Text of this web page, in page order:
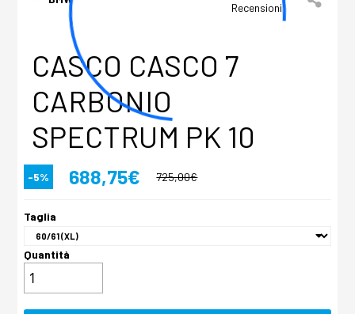
Recensioni
CASCO CASCO 7
CARBONIO
SPECTRUM PK 10
-5% 688,75€ 725,00€
Taglia
Quantità